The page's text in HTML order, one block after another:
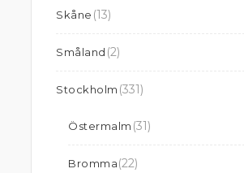
Skåne (13)
Småland (2)
Stockholm (331)
Östermalm (31)
Bromma(22)